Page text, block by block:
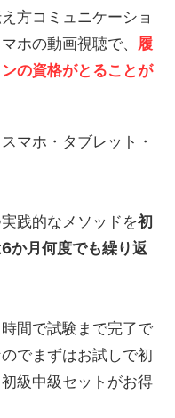
方コミュニケーショ
ホの動画視聴で、 履
の資格がとることが
マホ・タブレット・
践的なメソッドを初
か月何度でも繰り返
間で試験まで完了で
でまずはお試しで初
級中級セットがお得